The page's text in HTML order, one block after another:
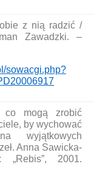
z nią radzić /
Zawadzki. –
sowacgi.php?
co mogą zrobić
by wychować
wyjątkowych
Anna Sawicka-
2001.